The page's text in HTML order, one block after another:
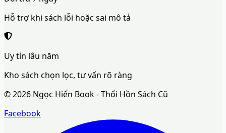
Hỗ trợ khi sách lỗi hoặc sai mô tả
Uy tín lâu năm
Kho sách chọn lọc, tư vấn rõ ràng
©2026 Ngọc Hiển Book - Thổi Hồn Sách Cũ
Facebook